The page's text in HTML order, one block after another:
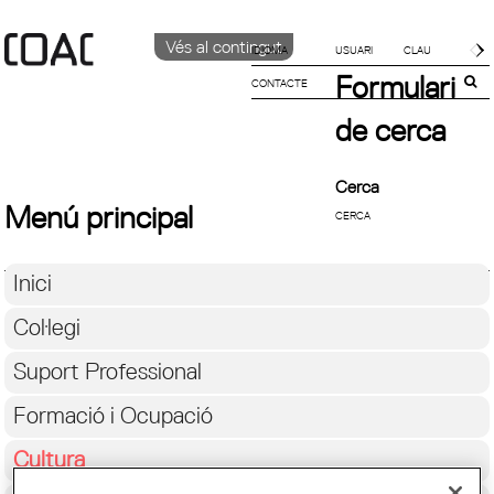
Vés al contingut
IDIOMA
CATALÀ
CONTACTE
Formulari
de cerca
Cerca
Menú principal
Inici
Col·legi
Suport Professional
Formació i Ocupació
Cultura